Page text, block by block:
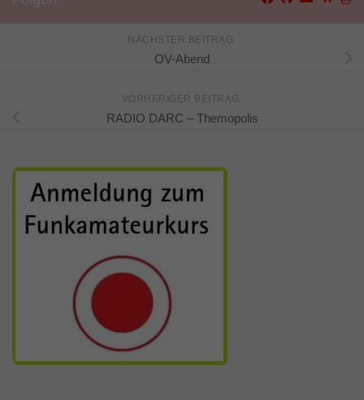
NÄCHSTER BEITRAG
OV-Abend
VORHERIGER BEITRAG
RADIO DARC – Themopolis